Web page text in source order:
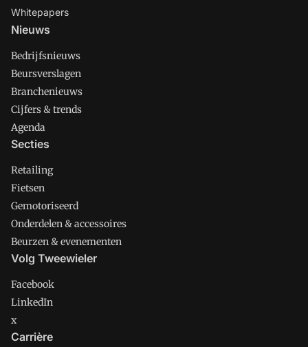
Whitepapers
Nieuws
Bedrijfsnieuws
Beursverslagen
Branchenieuws
Cijfers & trends
Agenda
Secties
Retailing
Fietsen
Gemotoriseerd
Onderdelen & accessoires
Beurzen & evenementen
Volg Tweewieler
Facebook
LinkedIn
x
Carrière